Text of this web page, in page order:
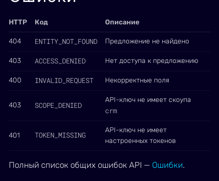
HTTP Код Описание
404 ENTITY_NOT_FOUND Предложение не найдено
403 ACCESS_DENIED Нет доступа к предложению
400 INVALID_REQUEST Некорректные поля
403 SCOPE_DENIED
API-ключ не имеет скоупа
crm
401 TOKEN_MISSING
API-ключ не имеет
настроенных токенов
Полный список общих ошибок API — Ошибки.